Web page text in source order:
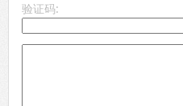
验证码: